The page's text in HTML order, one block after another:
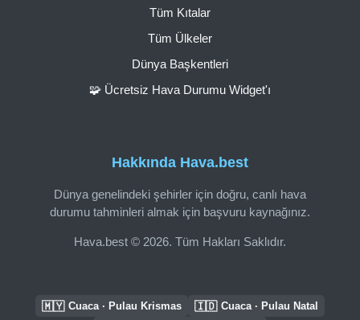
Hakkında Hava.best
Dünya genelindeki şehirler için doğru, canlı hava
durumu tahminleri almak için başvuru kaynağınız.
Hava.best © 2026. Tüm Hakları Saklıdır.
Tüm Kıtalar
Tüm Ülkeler
Dünya Başkentleri
🧩 Ücretsiz Hava Durumu Widget'ı
🇲🇾 Cuaca · Pulau Krismas 🇮🇩 Cuaca · Pulau Natal